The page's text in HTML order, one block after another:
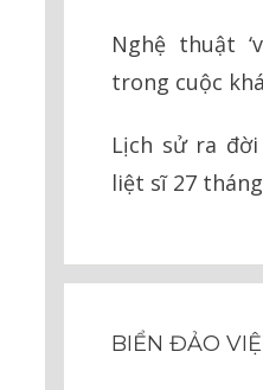
Nghệ thuật
trong cuộc
Lịch sử ra
liệt sĩ 27
BIỂN ĐẢO